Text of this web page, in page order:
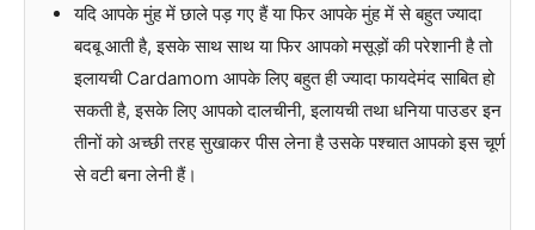
यदि आपके मुंह में छाले पड़ गए हैं या फिर आपके मुंह में से बहुत ज्यादा
बदबू आती है, इसके साथ साथ या फिर आपको मसूड़ों की परेशानी है तो
इलायची Cardamom आपके लिए बहुत ही ज्यादा फायदेमंद साबित हो
सकती है, इसके लिए आपको दालचीनी, इलायची तथा धनिया पाउडर इन
तीनों को अच्छी तरह सुखाकर पीस लेना है उसके पश्चात आपको इस चूर्ण
से वटी बना लेनी हैं।